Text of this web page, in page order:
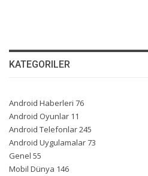
KATEGORILER
Android Haberleri 76
Android Oyunlar 11
Android Telefonlar245
Android Uygulamalar73
Genel 55
Mobil Dünya 146